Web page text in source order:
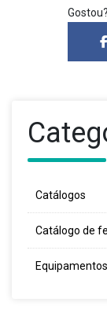
Catálogos
Catálogo de